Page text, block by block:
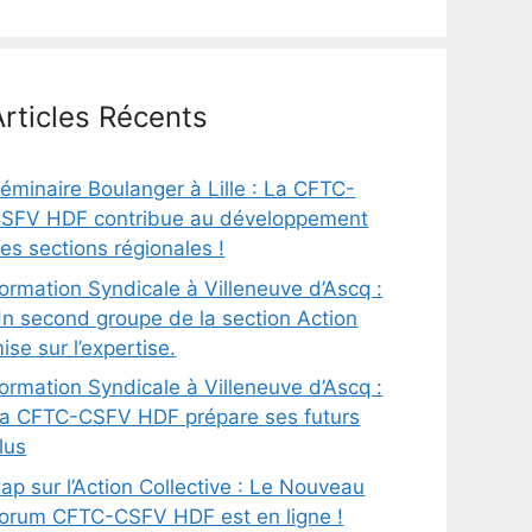
Récents
Boulanger à Lille : La CFTC-
HDF contribue au développement
sections régionales !
Syndicale à Villeneuve d’Ascq :
second groupe de la section Action
sur l’expertise.
Syndicale à Villeneuve d’Ascq :
CFTC-CSFV HDF prépare ses futurs
sur l’Action Collective : Le Nouveau
CFTC-CSFV HDF est en ligne !